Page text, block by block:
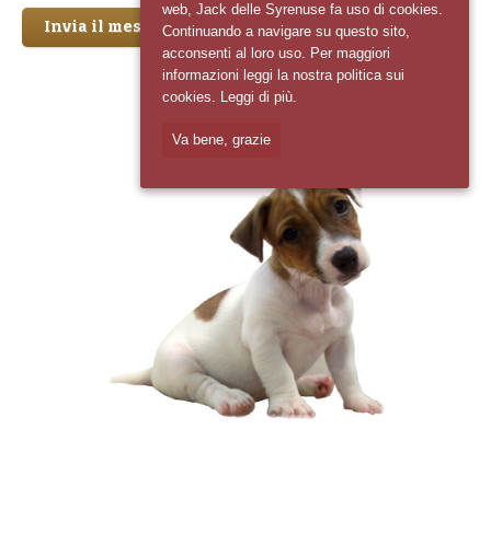
Invia il messaggio
web, Jack delle Syrenuse fa uso di cookies.
Continuando a navigare su questo sito,
acconsenti al loro uso. Per maggiori
informazioni leggi la nostra politica sui
cookies. Leggi di più.
Va bene, grazie